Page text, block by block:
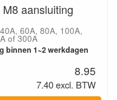
aansluiting
60A, 80A, 100A,
of 300A
binnen 1~2 werkdagen
8.95
7.40 excl. BTW